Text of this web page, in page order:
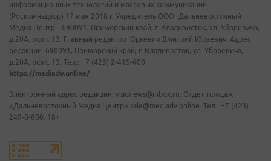
информационных технологий и массовых коммуникаций
(Роскомнадзор) 17 мая 2018 г. Учредитель ООО "Дальневосточный
Медиа Центр". 690091, Приморский край, г. Владивосток, ул. Уборевича,
д.20А, офис 13. Главный редактор Юркевич Дмитрий Юрьевич. Адрес
редакции: 690091, Приморский край, г. Владивосток, ул. Уборевича,
д.20А, офис 13. Тел.: +7 (423) 2-415-600.
https://mediadv.online/
Электронный адрес редакции: vladnews@inbox.ru. Отдел продаж
«Дальневосточный Медиа Центр» sale@mediadv.online. Тел.: +7 (423)
249-8-800. 18+